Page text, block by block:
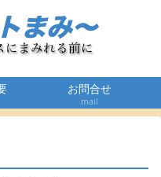
お問合せ
mail